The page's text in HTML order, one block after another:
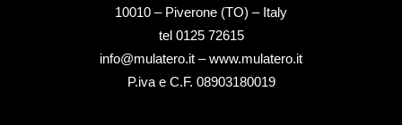
10010 – Piverone (TO) – Italy
tel ‭0125 72615‬
info@mulatero.it –www.mulatero.it
P.iva e C.F. 08903180019